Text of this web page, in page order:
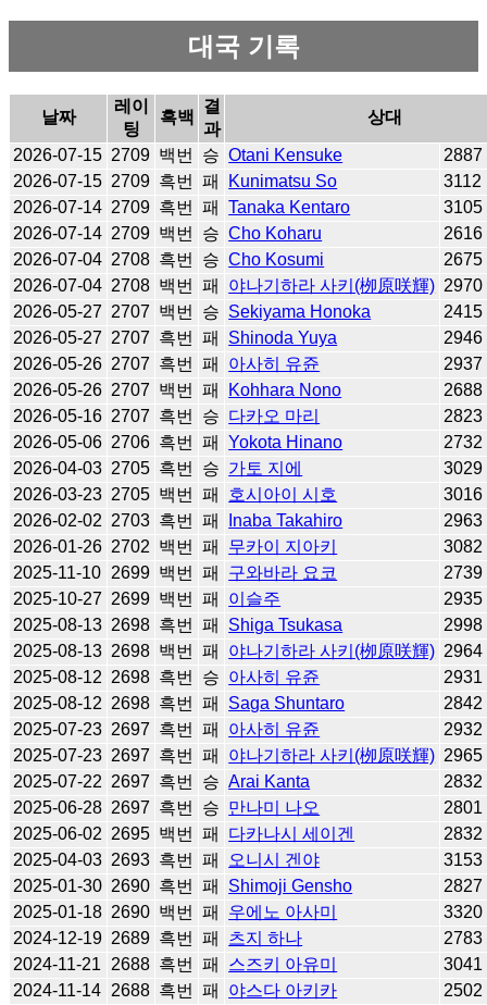
대국 기록
날짜
레이
팅
흑백
결
과
상대
2026-07-15 2709 백번 승 Otani Kensuke
2887
2026-07-15 2709 흑번 패 Kunimatsu So
3112
2026-07-14 2709 흑번 패 Tanaka Kentaro
3105
2026-07-14 2709 백번 승 Cho Koharu
2616
2026-07-04 2708 흑번 승 Cho Kosumi
2675
2026-07-04 2708 백번 패 야나기하라 사키(栁原咲輝) 2970
2026-05-27 2707 백번 승 Sekiyama Honoka
2415
2026-05-27 2707 흑번 패 Shinoda Yuya
2946
2026-05-26 2707 흑번 패 아사히 유쥰
2937
2026-05-26 2707 백번 패 Kohhara Nono
2688
2026-05-16 2707 흑번 승 다카오 마리
2823
2026-05-06 2706 흑번 패 Yokota Hinano
2732
2026-04-03 2705 흑번 승 가토 지에
3029
2026-03-23 2705 백번 패 호시아이 시호
3016
2026-02-02 2703 흑번 패 Inaba Takahiro
2963
2026-01-26 2702 백번 패 무카이 지아키
3082
2025-11-10 2699 백번 패 구와바라 요코
2739
2025-10-27 2699 백번 패 이슬주
2935
2025-08-13 2698 흑번 패 Shiga Tsukasa
2998
2025-08-13 2698 백번 패 야나기하라 사키(栁原咲輝) 2964
2025-08-12 2698 흑번 승 아사히 유쥰
2931
2025-08-12 2698 흑번 패 Saga Shuntaro
2842
2025-07-23 2697 흑번 패 아사히 유쥰
2932
2025-07-23 2697 흑번 패 야나기하라 사키(栁原咲輝) 2965
2025-07-22 2697 흑번 승 Arai Kanta
2832
2025-06-28 2697 흑번 승 만나미 나오
2801
2025-06-02 2695 백번 패 다카나시 세이겐
2832
2025-04-03 2693 흑번 패 오니시 겐야
3153
2025-01-30 2690 흑번 패 Shimoji Gensho
2827
2025-01-18 2690 백번 패 우에노 아사미
3320
2024-12-19 2689 흑번 패 츠지 하나
2783
2024-11-21
2688 흑번 패 스즈키 아유미
3041
2024-11-14 2688 흑번 패 야스다 아키카
2502